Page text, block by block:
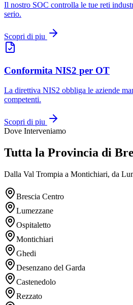
Il nostro SOC controlla le tue reti
serio.
Scopri di piu
Conformita NIS2 per OT
La direttiva NIS2 obbliga le aziende
competenti.
Scopri di piu
Dove Interveniamo
Tutta la Provincia di
Dalla Val Trompia a Montichiari, da
Brescia Centro
Lumezzane
Ospitaletto
Montichiari
Ghedi
Desenzano del Garda
Castenedolo
Rezzato